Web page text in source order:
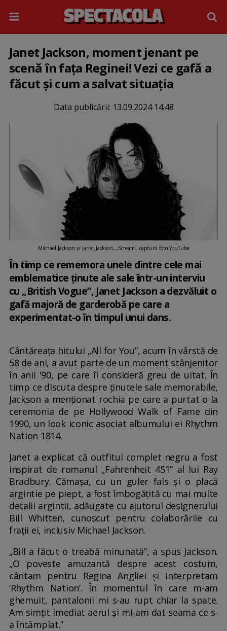
Janet Jackson, moment jenant pe
scenă în fața Reginei! Vezi ce gafă a
făcut și cum a salvat situația
Data publicării: 13.09.2024 14:48
Michael Jackson și Janet Jackson, „Scream”, captură foto YouTube
În timp ce rememora unele dintre cele mai
emblematice ținute ale sale într-un interviu
cu „British Vogue”, Janet Jackson a dezvăluit o
gafă majoră de garderobă pe care a
experimentat-o în timpul unui dans.
Cântăreața hitului „All for You”, acum în vârstă de
58 de ani, a avut parte de un moment stânjenitor
în anii '90, pe care îl consideră greu de uitat. În
timp ce discuta despre ținutele sale memorabile,
Jackson a menționat rochia pe care a purtat-o la
ceremonia de pe Hollywood Walk of Fame din
1990, un look iconic asociat albumului ei Rhythm
Nation 1814.
Janet a explicat că outfitul complet negru a fost
inspirat de romanul „Fahrenheit 451” al lui Ray
Bradbury. Cămașa, cu un guler fals și o placă
argintie pe piept, a fost îmbogățită cu mai multe
detalii argintii, adăugate cu ajutorul designerului
Bill Whitten, cunoscut pentru colaborările cu
frații ei, inclusiv Michael Jackson.
„Bill a făcut o treabă minunată”, a spus Jackson.
„O poveste amuzantă despre acest costum,
cântam pentru Regina Angliei și interpretam
‘Rhythm Nation’. În momentul în care m-am
ghemuit, pantalonii mi s-au rupt chiar la spate.
Am simțit imediat aerul și mi-am dat seama ce s-
a întâmplat.”